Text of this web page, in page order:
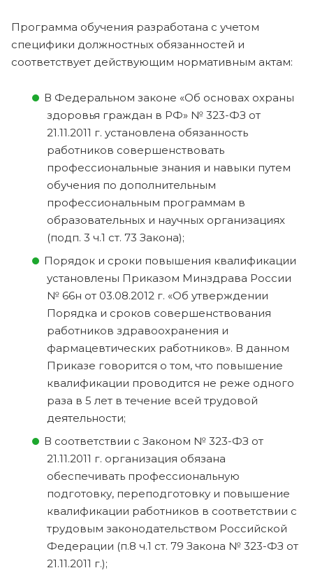
Программа обучения разработана с учетом
специфики должностных обязанностей и
соответствует действующим нормативным актам:
В Федеральном законе «Об основах охраны
здоровья граждан в РФ» № 323-ФЗ от
21.11.2011 г. установлена обязанность
работников совершенствовать
профессиональные знания и навыки путем
обучения по дополнительным
профессиональным программам в
образовательных и научных организациях
(подп. 3 ч.1 ст. 73 Закона);
Порядок и сроки повышения квалификации
установлены Приказом Минздрава России
№ 66н от 03.08.2012 г. «Об утверждении
Порядка и сроков совершенствования
работников здравоохранения и
фармацевтических работников». В данном
Приказе говорится о том, что повышение
квалификации проводится не реже одного
раза в 5 лет в течение всей трудовой
деятельности;
В соответствии с Законом № 323-ФЗ от
21.11.2011 г. организация обязана
обеспечивать профессиональную
подготовку, переподготовку и повышение
квалификации работников в соответствии с
трудовым законодательством Российской
Федерации (п.8 ч.1 ст. 79 Закона № 323-ФЗ от
21.11.2011 г.);